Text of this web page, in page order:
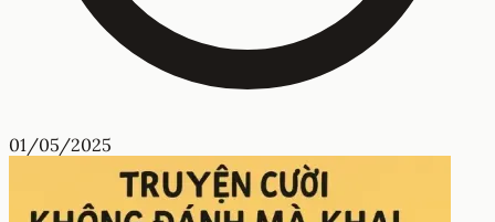
01/05/2025